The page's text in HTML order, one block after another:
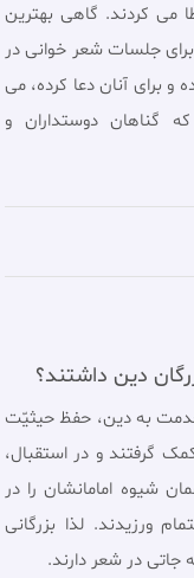
می کردند. گاهى بهترین
جلسات شعر خوانی در
و براى آنان دعا کرده، می
گناهان دوستداران و
دین داشتند؟
خدمت به دین، حفظ حیثیّت
گرفتند و در استقبال،
شیوه امامانشان را در
ورزیدند. لذا بزرگانی
در شعر دارند.